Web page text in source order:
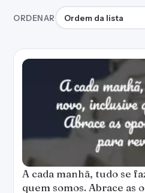
ORDENAR Ordenar frases
A cada manhã, tudo se
quem somos. Abrace as